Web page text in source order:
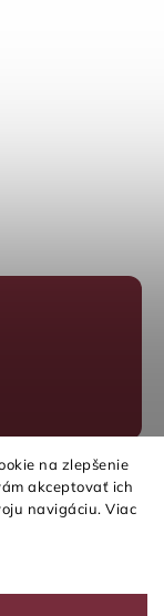
na zlepšenie
akceptovať ich
navigáciu. Viac